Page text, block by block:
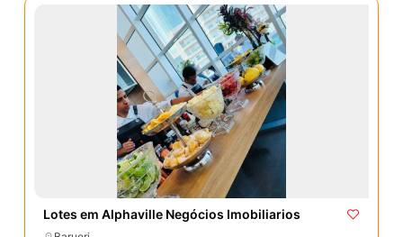
Lotes em Alphaville Negócios Imobiliarios